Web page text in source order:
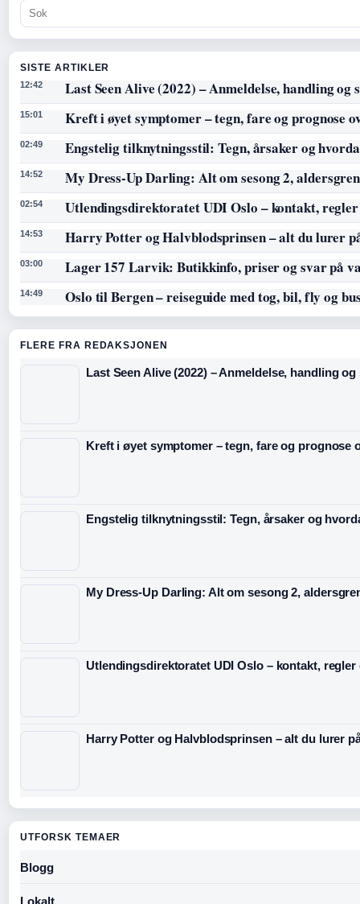
SISTE ARTIKLER
12:42 Last Seen Alive (2022) – Anmeldelse, handling
15:01 Kreft i øyet symptomer – tegn, fare og prognose
02:49 Engstelig tilknytningsstil: Tegn, årsaker og
14:52 My Dress-Up Darling: Alt om sesong 2,
02:54 Utlendingsdirektoratet UDI Oslo – kontakt,
14:53 Harry Potter og Halvblodsprinsen – alt du lurer
03:00 Lager 157 Larvik: Butikkinfo, priser og svar på
14:49 Oslo til Bergen – reiseguide med tog, bil, fly og
FLERE FRA REDAKSJONEN
Last Seen Alive (2022) – Anmeldelse, handling
Kreft i øyet symptomer – tegn, fare og prognose
Engstelig tilknytningsstil: Tegn, årsaker og
My Dress-Up Darling: Alt om sesong 2,
Utlendingsdirektoratet UDI Oslo – kontakt,
Harry Potter og Halvblodsprinsen – alt du lurer
UTFORSK TEMAER
Blogg